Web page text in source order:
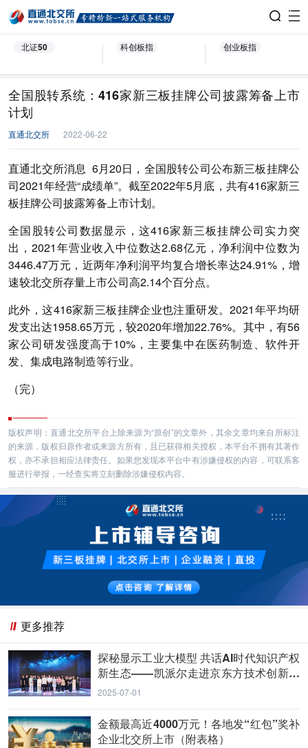
北证50 科创板指 创业板指
全国股转系统：416家新三板挂牌公司披露筹备上市
计划
直通北交所 2022-06-22
直通北交所消息 6月20日，全国股转公司公布新三板挂牌公
司2021年经营“成绩单”。截至2022年5月底，共有416家新三
板挂牌公司披露筹备上市计划。
全国股转公司数据显示，这416家新三板挂牌公司实力突
出，2021年营业收入中位数达2.68亿元，净利润中位数为
3446.47万元，近两年净利润平均复合增长率达24.91%，增
速较北交所存量上市公司高2.14个百分点。
此外，这416家新三板挂牌企业也注重研发。2021年平均研
发支出达1958.65万元，较2020年增加22.76%。其中，有56
家公司研发强度高于10%，主要集中在医药制造、软件开
发、集成电路制造等行业。
（完）
版权声明：直通北交所平台上除来源为“原创”的文章外，其余文章均来自所标注
的来源，版权归原作者或来源方所有，且已获得相关授权，本平台不拥有其著作
权，亦不承担相应法律责任。如果您发现本平台中有涉嫌侵权的内容，可联系客
服进行举报，一经查实将立刻删除涉嫌侵权内容。
更多推荐
探秘显示工业大模型 共话AI时代知识产权
新生态——凯派尔走进京东方技术创新中
心
2025-07-01
金额最高近4000万元！各地发“红包”奖补
企业北交所上市（附表格）